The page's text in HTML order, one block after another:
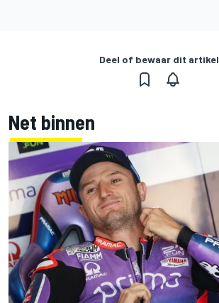
Deel of bewaar dit artikel
Net binnen